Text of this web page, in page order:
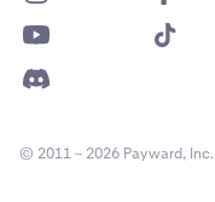
© 2011 – 2026 Payward, Inc.